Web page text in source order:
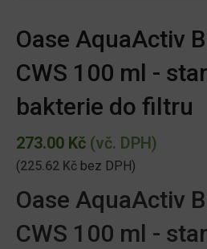
Oase AquaActiv
CWS 100 ml -
bakterie do filtru
273.00 Kč (vč. DPH)
(225.62 Kč bez DPH)
Oase AquaActiv
CWS 100 ml -